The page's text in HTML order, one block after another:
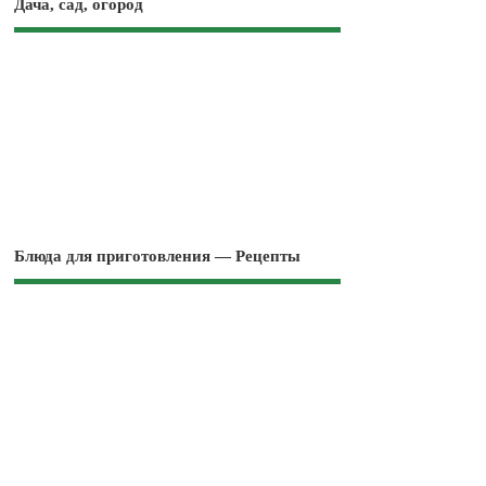
Дача, сад, огород
Блюда для приготовления — Рецепты